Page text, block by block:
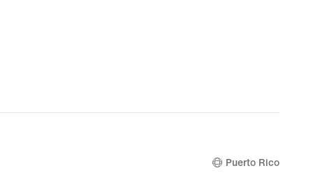
Puerto Rico